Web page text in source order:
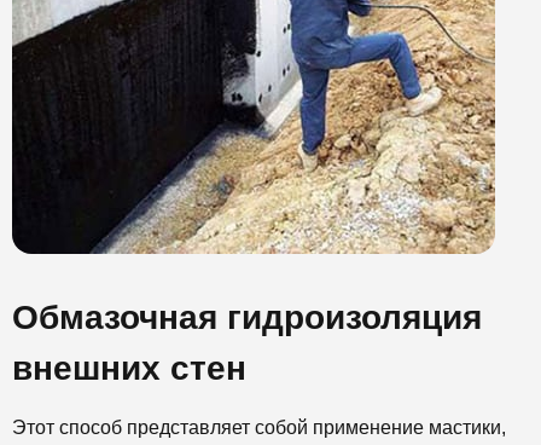
Обмазочная гидроизоляция
внешних стен
Этот способ представляет собой применение мастики,